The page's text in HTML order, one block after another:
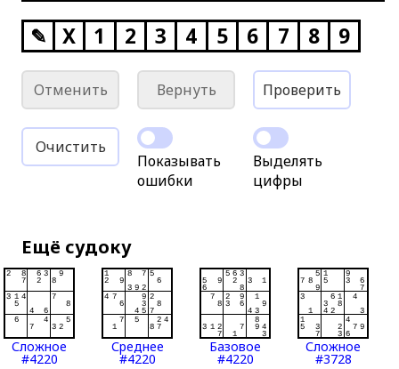
✎ X 1 2 3 4 5 6 7 8 9
Отменить Вернуть Проверить
Очистить
Показывать
ошибки
Выделять
цифры
Ещё судоку
Сложное
#4220
Среднее
#4220
Базовое
#4220
Сложное
#3728